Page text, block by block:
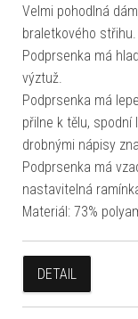
Velmi pohodlná
braletkového střihu.
Podprsenka má
výztuž.
Podprsenka má
přilne k tělu, spodní
drobnými nápisy
Podprsenka má
nastavitelná
Materiál: 73%
DETAIL